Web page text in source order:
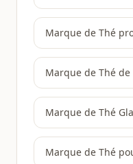
Marque de Thé
Marque de Thé
Marque de Thé
Marque de Thé